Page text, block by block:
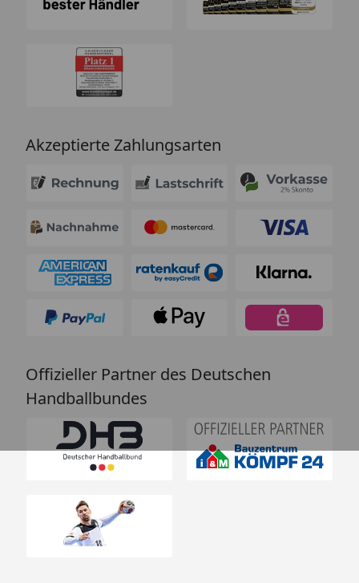
Akzeptierte Zahlungsarten
Offizieller Partner des Deutschen
Handballbundes